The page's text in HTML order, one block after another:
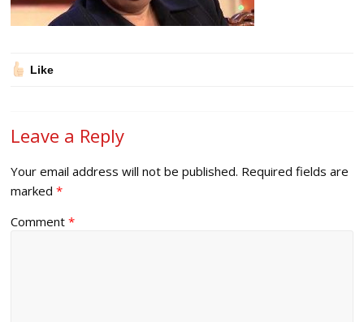
Like
Leave a Reply
Your email address will not be published. Required fields are
marked*
Comment*